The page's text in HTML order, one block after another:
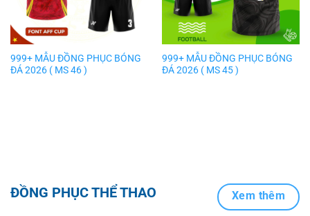
999+ MẪU ĐỒNG PHỤC BÓNG
ĐÁ 2026 ( MS 46 )
999+ MẪU ĐỒNG PHỤC BÓNG
ĐÁ 2026 ( MS 45 )
ĐỒNG PHỤC THỂ THAO Xem thêm